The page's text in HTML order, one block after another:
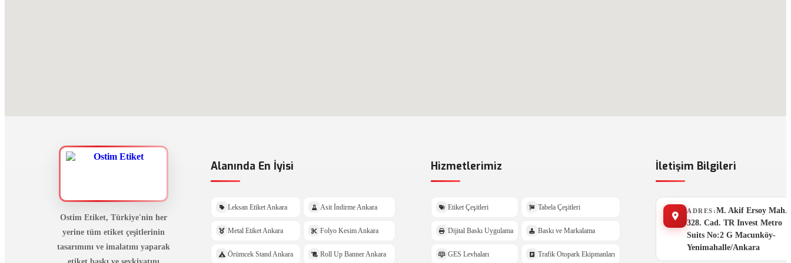
Ostim Etiket, Türkiye'nin her
yerine tüm etiket çeşitlerinin
tasarımını ve imalatını yaparak
Alanında En İyisi
Leksan Etiket Ankara Asit İndirme Ankara
Metal Etiket Ankara Folyo Kesim Ankara
Örümcek Stand Ankara Roll Up Banner Ankara
Hizmetlerimiz
Etiket Çeşitleri Tabela Çeşitleri
Dijital Baskı Uygulama Baskı ve Markalama
GES Levhaları Trafik Otopark Ekipmanları
İletişim Bilgileri
ADRES:M. Akif Ersoy Mah.
328. Cad. TR Invest Metro
Suits No:2 G Macunköy-
Yenimahalle/Ankara